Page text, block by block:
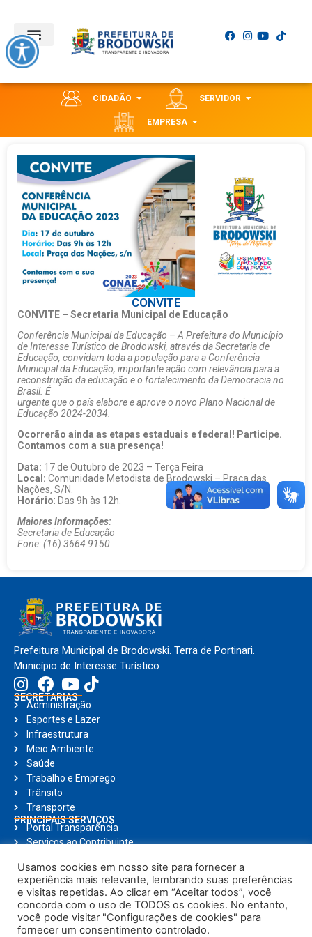
CIDADÃO SERVIDOR
EMPRESA
CONVITE
CONVITE – Secretaria Municipal de Educação
Conferência Municipal da Educação – A Prefeitura do Município
de Interesse Turístico de Brodowski, através da Secretaria de
Educação, convidam toda a população para a Conferência
Municipal da Educação, importante ação com relevância para a
reconstrução da educação e o fortalecimento da Democracia no
Brasil. É
urgente que o país elabore e aprove o novo Plano Nacional de
Educação 2024-2034.
Ocorrerão ainda as etapas estaduais e federal! Participe.
Contamos com a sua presença!
Data: 17 de Outubro de 2023 – Terça Feira
Local: Comunidade Metodista de Brodowski – Praça das
Nações, S/N.
Horário: Das 9h às 12h.
Maiores Informações:
Secretaria de Educação
Fone: (16) 3664 9150
Prefeitura Municipal de Brodowski. Terra de Portinari.
Município de Interesse Turístico
SECRETARIAS
Administração
Esportes e Lazer
Infraestrutura
Meio Ambiente
Saúde
Trabalho e Emprego
Trânsito
Transporte
PRINCIPAIS SERVIÇOS
Portal Transparência
Serviços ao Contribuinte
Ouvidoria
Holerite Online
Compras Online
Notícias
Usamos cookies em nosso site para fornecer a
experiência mais relevante, lembrando suas preferências
e visitas repetidas. Ao clicar em “Aceitar todos”, você
concorda com o uso de TODOS os cookies. No entanto,
você pode visitar "Configurações de cookies" para
fornecer um consentimento controlado.